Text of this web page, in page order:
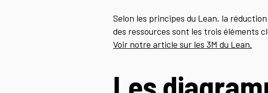
Selon les principes du Lean, la
des ressources sont les trois éléments
Voir notre article sur les 3M du Lean.
Les